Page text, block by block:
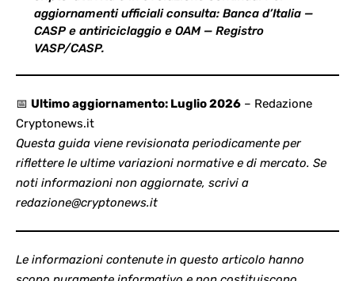
aggiornamenti ufficiali consulta: Banca d’Italia —
CASP e antiriciclaggioe OAM — Registro
VASP/CASP.
📅 Ultimo aggiornamento: Luglio 2026 – Redazione
Cryptonews.it
Questa guida viene revisionata periodicamente per
riflettere le ultime variazioni normative e di mercato. Se
noti informazioni non aggiornate, scrivi a
redazione@cryptonews.it
Le informazioni contenute in questo articolo hanno